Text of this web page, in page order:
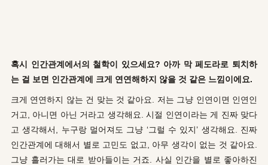
혹시 인간관계에서의 철학이 있으세요? 아까 막 페도라로 퇴치하
는 걸 보면 인간관계에 크게 연연해하지 않을 것 같은 느낌이에요.
크게 연연하지 않는 건 맞는 것 같아요. 저는 그냥 인연이면 인연인
거고, 아니면 아닌 거라고 생각해요. 시절 인연이라는 게 진짜 맞다
고 생각해서, 누구랑 멀어져도 그냥 ‘그럴 수 있지’ 생각해요. 진짜
인간관계에 대해서 별로 고민도 없고, 아무 생각이 없는 것 같아요.
그냥 흘러가는 대로 받아들이는 거죠. 사실 인간을 별로 좋아하진